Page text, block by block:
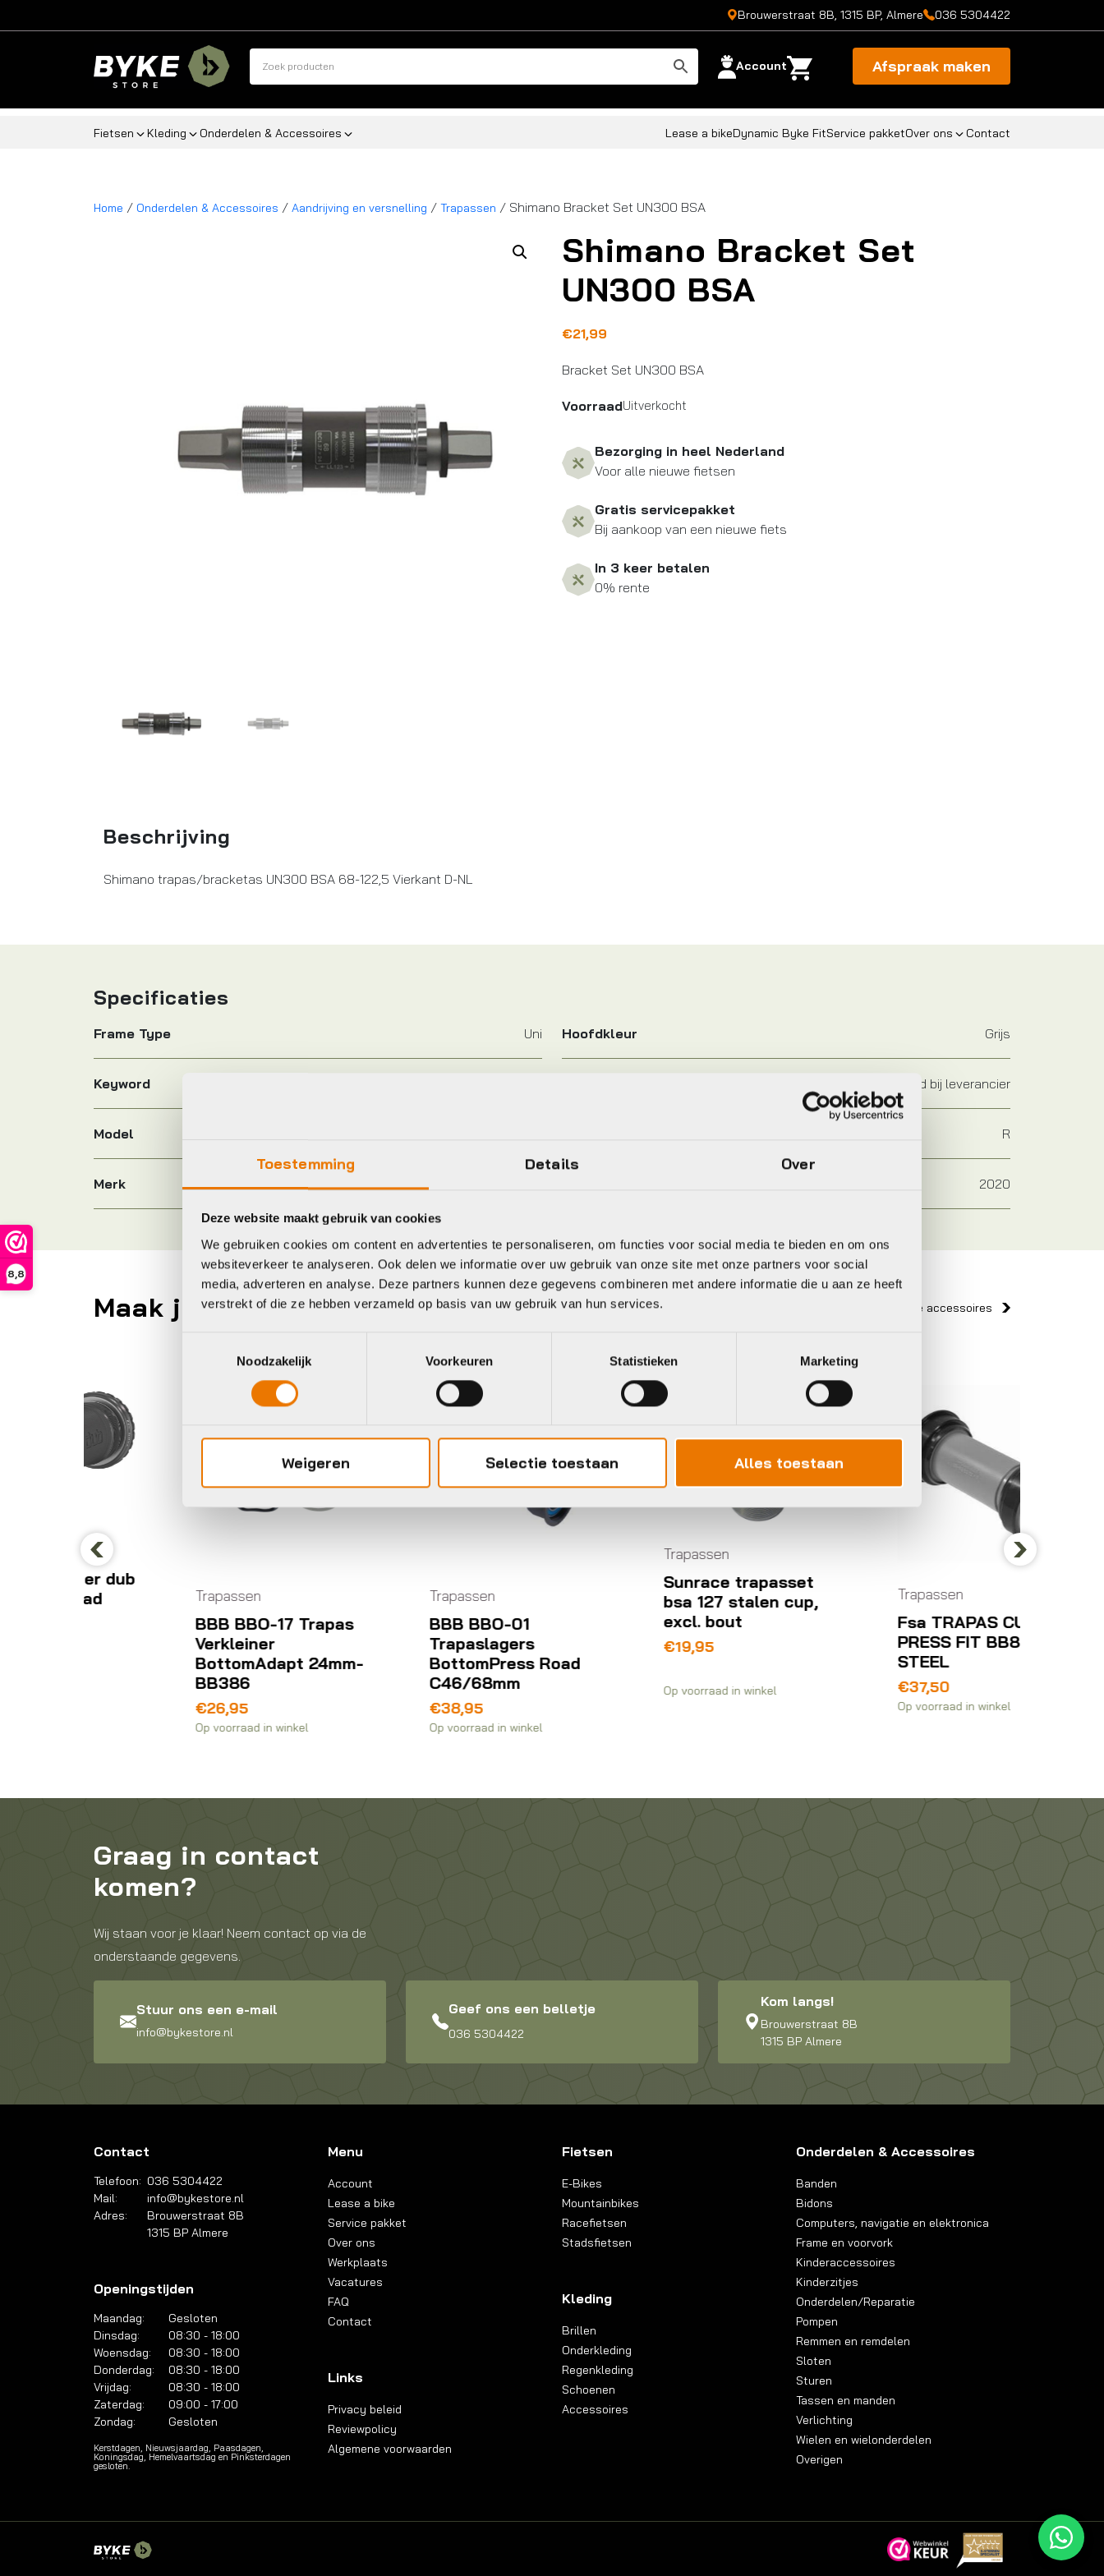
Toestemming Details Over
Deze website maakt gebruik van cookies
We gebruiken cookies om content en advertenties te personaliseren, om functies voor social media te bieden en om ons
websiteverkeer te analyseren. Ook delen we informatie over uw gebruik van onze site met onze partners voor social
media, adverteren en analyse. Deze partners kunnen deze gegevens combineren met andere informatie die u aan ze heeft
verstrekt of die ze hebben verzameld op basis van uw gebruik van hun services.
Noodzakelijk
Voorkeuren Statistieken Marketing
Weigeren Selectie toestaan Alles toestaan
8,8
Brouwerstraat 8B, 1315 BP, Almere 036 5304422
Account Afspraak maken
Fietsen Kleding Onderdelen & Accessoires Lease a bikeDynamic Byke FitService pakketOver ons Contact
Home / Onderdelen & Accessoires / Aandrijving en versnelling / Trapassen / Shimano Bracket Set UN300 BSA
Beschrijving
Shimano trapas/bracketas UN300 BSA 68-122,5 Vierkant D-NL
Shimano Bracket Set
UN300 BSA
€21,99
Bracket Set UN300 BSA
VoorraadUitverkocht
Bezorging in heel Nederland
Voor alle nieuwe fietsen
Gratis servicepakket
Bij aankoop van een nieuwe fiets
In 3 keer betalen
0% rente
Specificaties
Frame Type Uni Hoofdkleur Grijs
Keyword Op voorraad bij leverancier
Model R
Merk 2020
Maak je fiets compleet Bekijk alle accessoires
Previous
BBB BBO-17 Trapas
Verkleiner
BottomAdapt 24mm-
Op voorraad in winkel
BBB BBO-01
Trapaslagers
BottomPress Road
C46/68mm
Op voorraad in winkel
Sunrace
Sunrace trapasset
bsa 127 stalen cup,
excl. bout
Op voorraad in winkel
Fsa
Fsa TRAPAS CUPS
PRESS FIT BB86
Op voorraad in winkel
Graag in contact
komen?
Wij staan voor je klaar! Neem contact op via de
onderstaande gegevens.
Stuur ons een e-mail
info@bykestore.nl
Geef ons een belletje
036 5304422
Kom langs!
Brouwerstraat 8B
1315 BP Almere
Contact
Telefoon: 036 5304422
Mail:
info@bykestore.nl
Adres:
Brouwerstraat 8B
1315 BP Almere
Openingstijden
Maandag:
Gesloten
Dinsdag:
08:30 - 18:00
Woensdag:
08:30 - 18:00
Donderdag:
08:30 - 18:00
Vrijdag:
08:30 - 18:00
Zaterdag:
09:00 - 17:00
Zondag:
Gesloten
Kerstdagen, Nieuwsjaardag, Paasdagen,
Koningsdag, Hemelvaartsdag en Pinksterdagen
gesloten.
Menu
Account
Lease a bike
Service pakket
Over ons
Werkplaats
Vacatures
FAQ
Contact
Links
Privacy beleid
Reviewpolicy
Algemene voorwaarden
Fietsen
E-Bikes
Mountainbikes
Racefietsen
Stadsfietsen
Kleding
Brillen
Onderkleding
Regenkleding
Schoenen
Accessoires
Onderdelen & Accessoires
Banden
Bidons
Computers, navigatie en elektronica
Frame en voorvork
Kinderaccessoires
Kinderzitjes
Onderdelen/Reparatie
Pompen
Remmen en remdelen
Sloten
Sturen
Tassen en manden
Verlichting
Wielen en wielonderdelen
Overigen